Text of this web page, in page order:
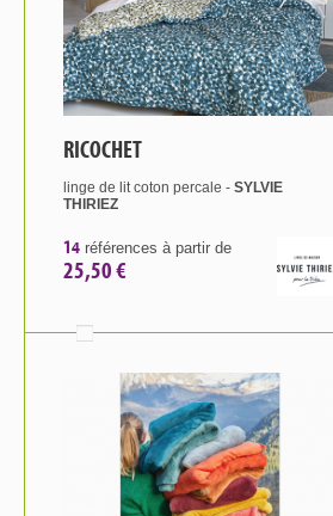
RICOCHET
linge de lit coton percale - SYLVIE
THIRIEZ
14 références à partir de
25,50 €